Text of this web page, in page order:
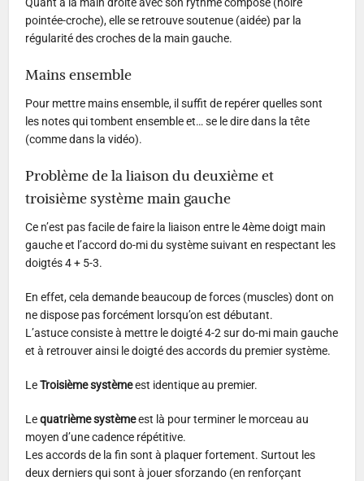
Quant à la main droite avec son rythme composé (noire
pointée-croche), elle se retrouve soutenue (aidée) par la
régularité des croches de la main gauche.
Mains ensemble
Pour mettre mains ensemble, il suffit de repérer quelles sont
les notes qui tombent ensemble et… se le dire dans la tête
(comme dans la vidéo).
Problème de la liaison du deuxième et
troisième système main gauche
Ce n’est pas facile de faire la liaison entre le 4ème doigt main
gauche et l’accord do-mi du système suivant en respectant les
doigtés 4 + 5-3.
En effet, cela demande beaucoup de forces (muscles) dont on
ne dispose pas forcément lorsqu’on est débutant.
L’astuce consiste à mettre le doigté 4-2 sur do-mi main gauche
et à retrouver ainsi le doigté des accords du premier système.
LeTroisième systèmeest identique au premier.
Lequatrième systèmeest là pour terminer le morceau au
moyen d’une cadence répétitive.
Les accords de la fin sont à plaquer fortement. Surtout les
deux derniers qui sont à jouer sforzando (en renforçant